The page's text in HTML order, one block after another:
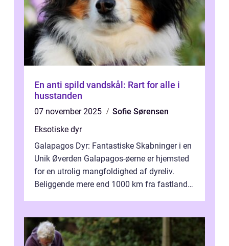
En anti spild vandskål: Rart for alle i
husstanden
07 november 2025
Sofie Sørensen
Eksotiske dyr
Galapagos Dyr: Fantastiske Skabninger i en
Unik Øverden Galapagos-øerne er hjemsted
for en utrolig mangfoldighed af dyreliv.
Beliggende mere end 1000 km fra fastlandet